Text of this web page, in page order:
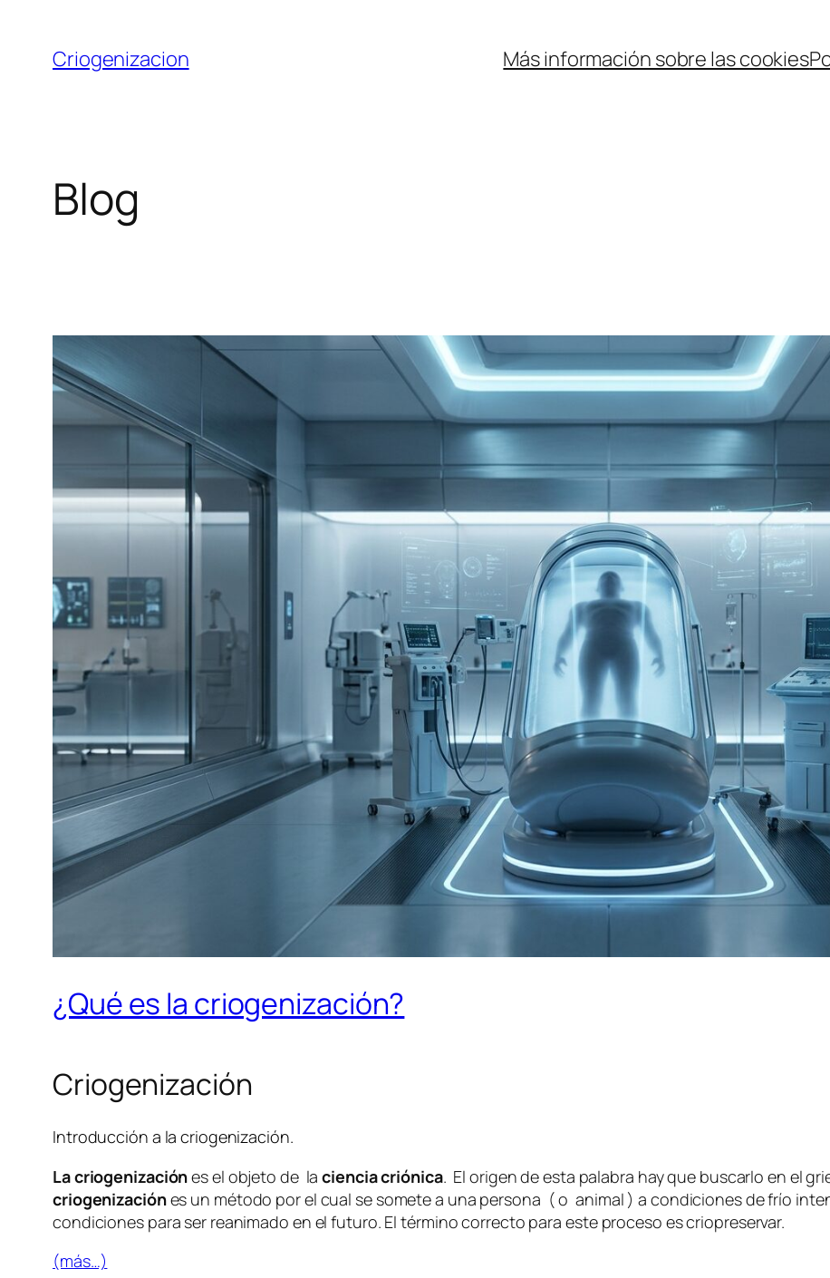
contenido
Criogenizacion Más información sobre las cookies
Blog
¿Qué es la criogenización?
Criogenización
Introducción a la criogenización.
La criogenizaciónes el objeto de laciencia criónica. El origen de esta palabra hay que buscarlo en el
criogenizaciónes un método por el cual se somete a una persona ( o animal ) a condiciones de frío
condiciones para ser reanimado en el futuro. El término correcto para este proceso es criopreservar.
(más…)